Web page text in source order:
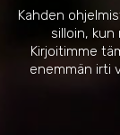
Kahden
silloin,
Kirjoitimme
enemmän irti